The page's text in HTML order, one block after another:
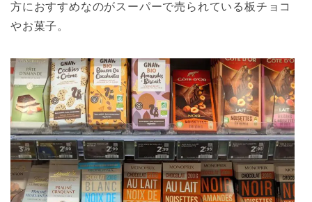
方におすすめなのがスーパーで売られている板チョコ
やお菓子。